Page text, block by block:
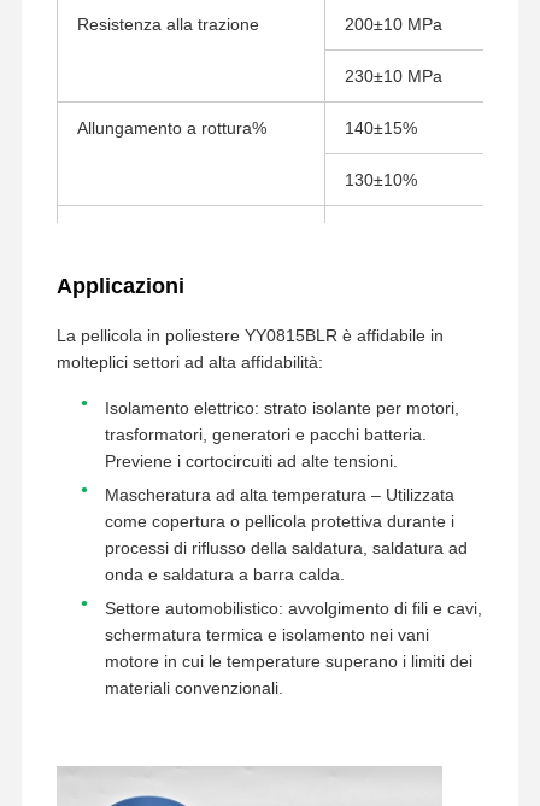
pellicola di rilascio
Pellicola in silicone
Nastro industriale
Resistenza alla trazione 200±10 MPa
230±10 MPa
Allungamento a rottura% 140±15%
130±10%
Applicazioni
La pellicola in poliestere YY0815BLR è affidabile in
molteplici settori ad alta affidabilità:
Isolamento elettrico: strato isolante per motori,
trasformatori, generatori e pacchi batteria.
Previene i cortocircuiti ad alte tensioni.
Mascheratura ad alta temperatura – Utilizzata
come copertura o pellicola protettiva durante i
processi di riflusso della saldatura, saldatura ad
onda e saldatura a barra calda.
Settore automobilistico: avvolgimento di fili e cavi,
schermatura termica e isolamento nei vani
motore in cui le temperature superano i limiti dei
materiali convenzionali.